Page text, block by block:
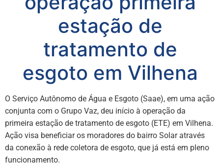
estação de
tratamento de
esgoto em Vilhena
O Serviço Autônomo de Água e Esgoto (Saae), em uma ação
conjunta com o Grupo Vaz, deu início à operação da
primeira estação de tratamento de esgoto (ETE) em Vilhena.
Ação visa beneficiar os moradores do bairro Solar através
da conexão à rede coletora de esgoto, que já está em pleno
funcionamento.